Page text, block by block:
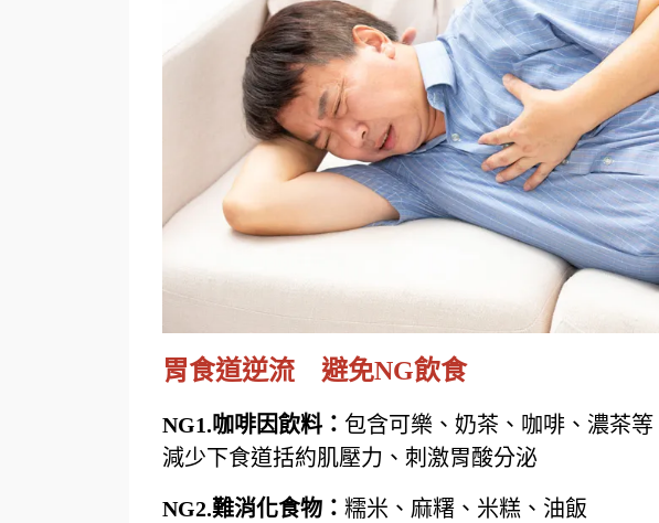
胃食道逆流 避免NG飲食
NG1.咖啡因飲料： 包含可樂、奶茶、咖啡、濃茶等
減少下食道括約肌壓力、刺激胃酸分泌
NG2.難消化食物： 糯米、麻糬、米糕、油飯